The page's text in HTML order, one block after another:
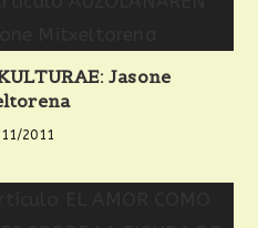
Jasone
2011